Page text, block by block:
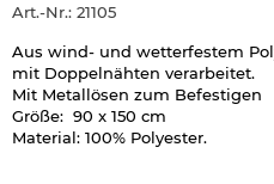
Art.-Nr.: 21105
Aus wind- und wetterfestem
mit Doppelnähten verarbeitet.
Mit Metallösen zum Befestigen
Größe: 90 x 150 cm
Material: 100% Polyester.